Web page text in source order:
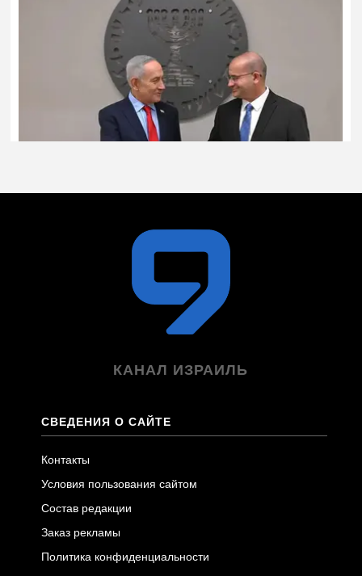
КАНАЛ ИЗРАИЛЬ
СВЕДЕНИЯ О САЙТЕ
Контакты
Условия пользования сайтом
Состав редакции
Заказ рекламы
Политика конфиденциальности